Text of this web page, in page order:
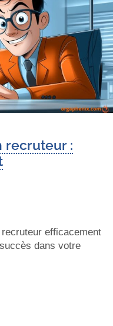
recruteur :
efficacement
dans votre